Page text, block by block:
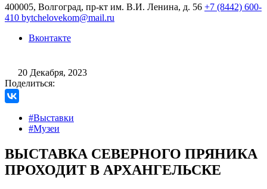
400005, Волгоград, пр-кт им. В.И. Ленина, д. 56 +7 (8442) 600-
410 bytchelovekom@mail.ru
Вконтакте
20 Декабря, 2023
Поделиться:
#Выставки
#Музеи
ВЫСТАВКА СЕВЕРНОГО ПРЯНИКА
ПРОХОДИТ В АРХАНГЕЛЬСКЕ